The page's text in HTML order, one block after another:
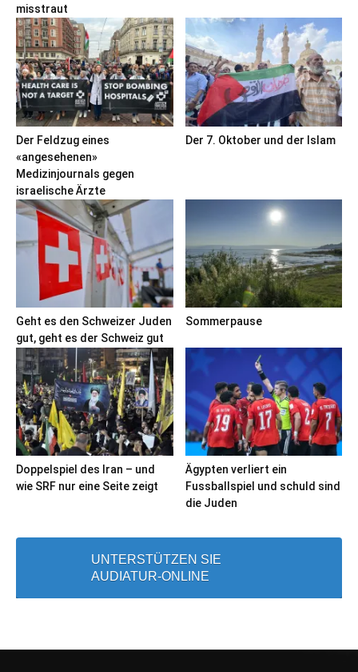
misstraut
Der Feldzug eines
«angesehenen»
Medizinjournals gegen
israelische Ärzte
Der 7. Oktober und der Islam
Geht es den Schweizer Juden
gut, geht es der Schweiz gut
Sommerpause
Doppelspiel des Iran – und
wie SRF nur eine Seite zeigt
Ägypten verliert ein
Fussballspiel und schuld sind
die Juden
UNTERSTÜTZEN SIE
AUDIATUR-ONLINE